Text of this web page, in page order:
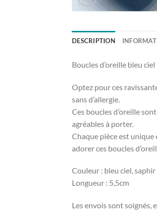
DESCRIPTION
Boucles d’oreille bleu ciel
Optez pour ces
sans d’allergie.
Ces boucles d’oreille
agréables à porter.
Chaque pièce est
adorer ces boucles
Couleur : bleu ciel, saphir
Longueur : 5,5cm
Les envois sont soignés,